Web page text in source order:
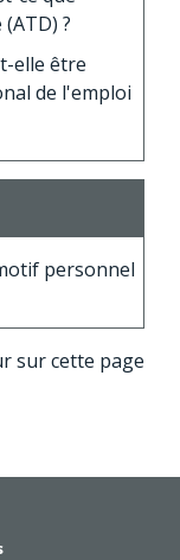
?
elle être
de l'emploi
personnel
sur cette page